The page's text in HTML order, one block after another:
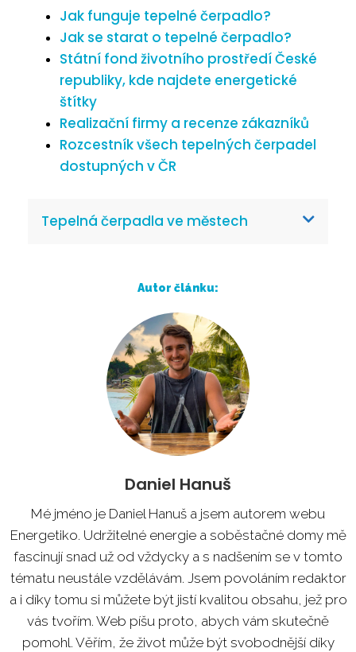
Jak funguje tepelné čerpadlo?
Jak se starat o tepelné čerpadlo?
Státní fond životního prostředí České
republiky, kde najdete energetické
štítky
Realizační firmy a recenze zákazníků
Rozcestník všech tepelných čerpadel
dostupných v ČR
Tepelná čerpadla ve městech
Autor článku:
Daniel Hanuš
Mé jméno je Daniel Hanuš a jsem autorem webu
Energetiko. Udržitelné energie a soběstačné domy mě
fascinují snad už od vždycky a s nadšením se v tomto
tématu neustále vzdělávám. Jsem povoláním redaktor
a i díky tomu si můžete být jistí kvalitou obsahu, jež pro
vás tvořím. Web píšu proto, abych vám skutečně
pomohl. Věřím, že život může být svobodnější díky